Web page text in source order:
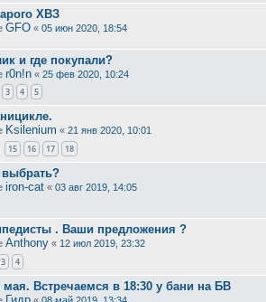
ХВЗ
GFO « 05 июн 2020, 18:54
и где покупали?
r0n!n « 25 фев 2020, 10:24
3 4 5
Ksilenium « 21 янв 2020, 10:01
15 16 17 18
выбрать?
iron-cat « 03 авг 2019, 14:05
. Ваши предложения ?
Anthony « 12 июл 2019, 23:32
3 4
Встречаемся в 18:30 у бани на БВ